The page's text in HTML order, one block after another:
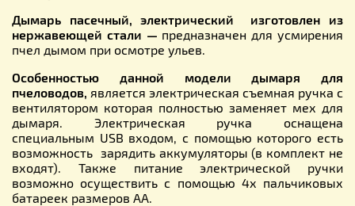
Дымарь пасечный, электрический изготовлен из
нержавеющей стали — предназначен для усмирения
пчел дымом при осмотре ульев.
Особенностью данной модели дымаря для
пчеловодов, является электрическая съемная ручка с
вентилятором которая полностью заменяет мех для
дымаря. Электрическая ручка оснащена
специальным USB входом, с помощью которого есть
возможность зарядить аккумуляторы (в комплект не
входят). Также питание электрической ручки
возможно осуществить с помощью 4х пальчиковых
батареек размеров АА.